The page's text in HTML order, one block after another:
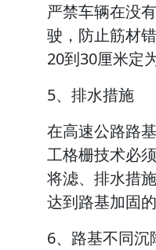
严禁车辆在没
驶，防止筋材
20到30厘米定
5、排水措施
在高速公路路
工格栅技术必
将滤、排水措
达到路基加固的
6、路基不同沉